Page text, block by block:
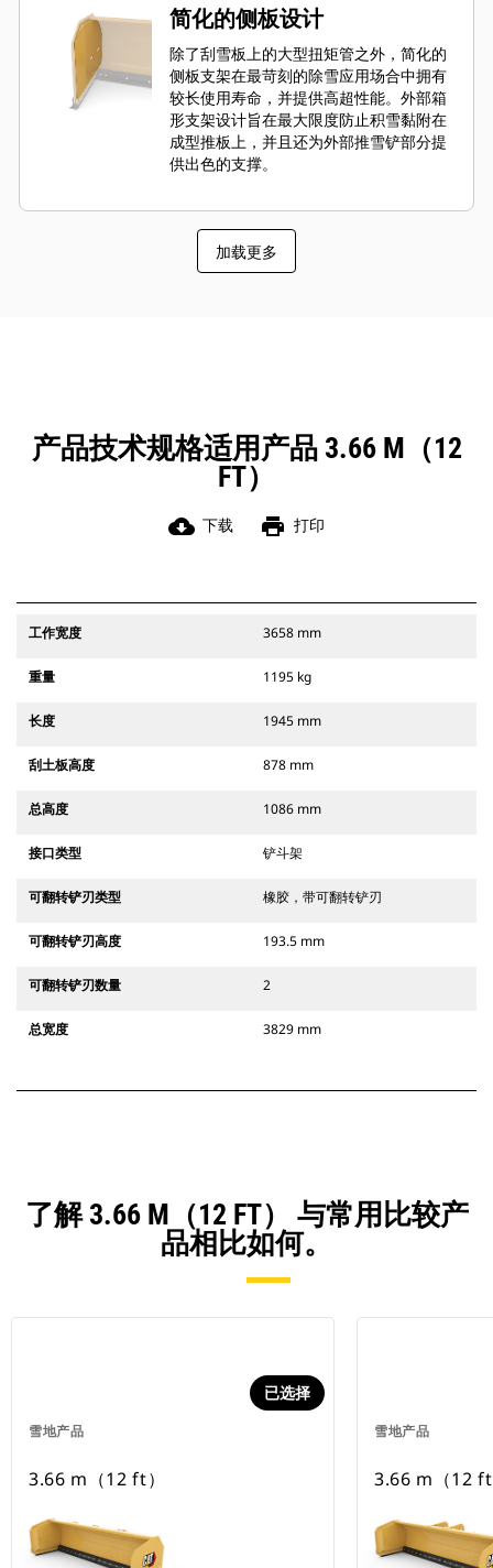
简化的侧板设计
除了刮雪板上的大型扭矩管之外，简化的
侧板支架在最苛刻的除雪应用场合中拥有
较长使用寿命，并提供高超性能。外部箱
形支架设计旨在最大限度防止积雪黏附在
成型推板上，并且还为外部推雪铲部分提
供出色的支撑。
加载更多
产品技术规格适用产品 3.66 M（12
FT）
cloud_download 下载 print 打印
工作宽度 3658 mm
重量 1195 kg
长度 1945 mm
刮土板高度 878 mm
总高度 1086 mm
接口类型 铲斗架
可翻转铲刃类型 橡胶，带可翻转铲刃
可翻转铲刃高度 193.5 mm
可翻转铲刃数量 2
总宽度 3829 mm
了解 3.66 M（12 FT） 与常用比较产
品相比如何。
雪地产品
已选择
3.66 m（12 ft）
雪地产品
3.66 m（12